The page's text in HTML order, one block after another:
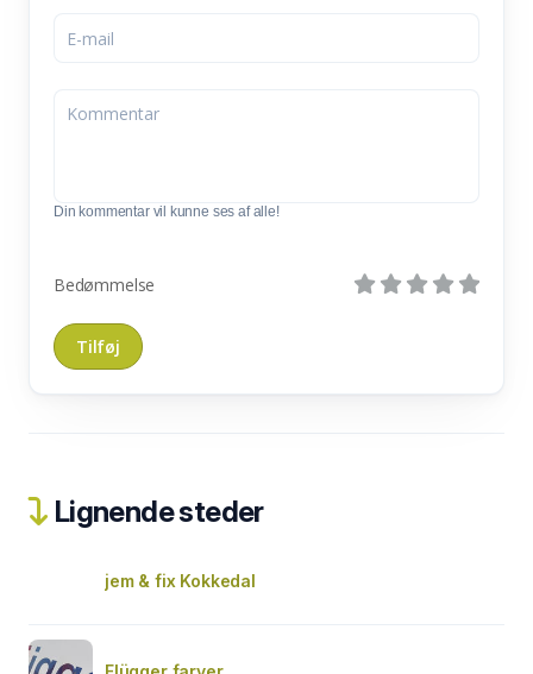
Din kommentar vil kunne ses af alle!
Bedømmelse
Lignende steder
jem & fix Kokkedal